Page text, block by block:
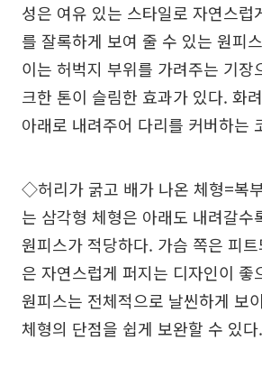
성은 여유 있는 스타일로 자연스럽
를 잘록하게 보여 줄 수 있는 원피
이는 허벅지 부위를 가려주는 기장
크한 톤이 슬림한 효과가 있다. 화
아래로 내려주어 다리를 커버하는
◇허리가 굵고 배가 나온 체형=복
는 삼각형 체형은 아래도 내려갈수
원피스가 적당하다. 가슴 쪽은 피
은 자연스럽게 퍼지는 디자인이 좋
원피스는 전체적으로 날씬하게 보
체형의 단점을 쉽게 보완할 수 있다.